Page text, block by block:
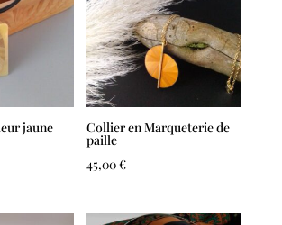
jaune Collier en Marqueterie de
paille
45,00€